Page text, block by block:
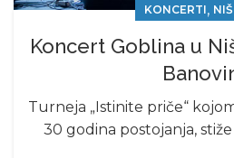
KONCERTI,
Koncert Goblina u
Turneja „Istinite priče“
30 godina postojanja, stiže